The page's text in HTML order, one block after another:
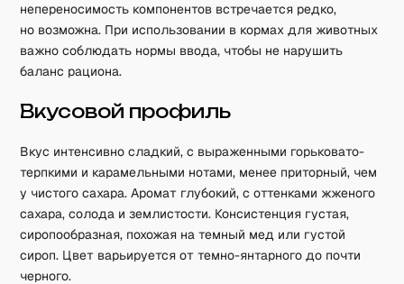
непереносимость компонентов встречается редко,
но возможна. При использовании в кормах для животных
важно соблюдать нормы ввода, чтобы не нарушить
баланс рациона.
Вкусовой профиль
Вкус интенсивно сладкий, с выраженными горьковато-
терпкими и карамельными нотами, менее приторный, чем
у чистого сахара. Аромат глубокий, с оттенками жженого
сахара, солода и землистости. Консистенция густая,
сиропообразная, похожая на темный мед или густой
сироп. Цвет варьируется от темно-янтарного до почти
черного.